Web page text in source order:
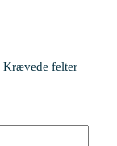
Krævede felter